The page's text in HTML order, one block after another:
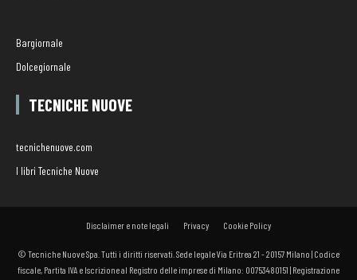
Bargiornale
Dolcegiornale
TECNICHE NUOVE
tecnichenuove.com
I libri Tecniche Nuove
Disclaimer e note legali Privacy Cookie Policy
© Tecniche Nuove Spa. Tutti i diritti riservati. Sede legale Via Eritrea 21 - 20157 Milano | Codice
fiscale, Partita IVA e Iscrizione al Registro delle imprese di Milano: 00753480151 | Registrazione